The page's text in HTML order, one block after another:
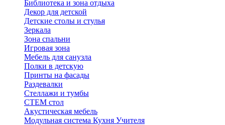
Библиотека и зона отдыха
Декор для детской
Детские столы и стулья
Зеркала
Зона спальни
Игровая зона
Мебель для санузла
Полки в детскую
Принты на фасады
Раздевалки
Стеллажи и тумбы
СТЕМ стол
Акустическая мебель
Модульная система Кухня Учителя